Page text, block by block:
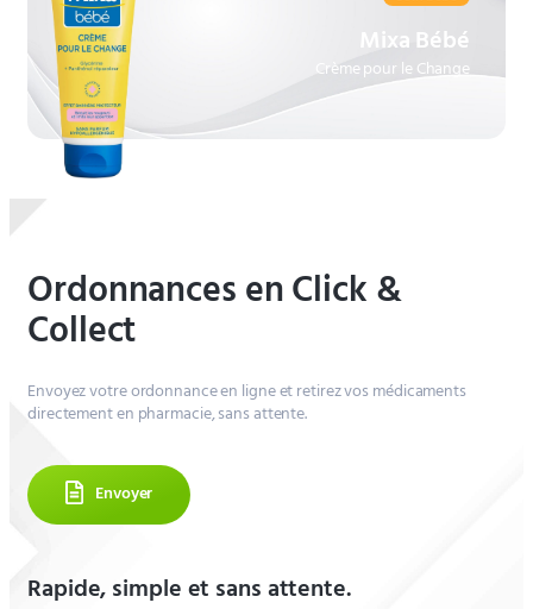
Mixa Bébé
Crème pour le Change
Ordonnances en Click &
Collect
Envoyez votre ordonnance en ligne et retirez vos médicaments
directement en pharmacie, sans attente.
Envoyer
Rapide, simple et sans attente.